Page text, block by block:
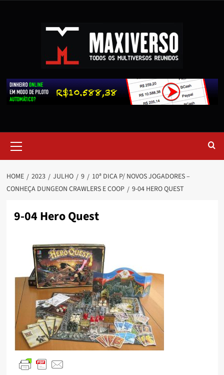
HOME 2023 JULHO 9
10ª DICA P/ NOVOS JOGADORES –
CONHEÇA DUNGEON CRAWLERS E COOP
9-04 HERO QUEST
9-04 Hero Quest